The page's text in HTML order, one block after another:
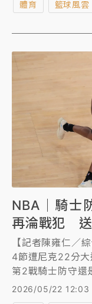
24分，成為雷霆
體育 籃球風雲
NBA｜騎士
再淪戰犯 送
【記者陳雍仁／
4節遭尼克22分大
第2戰騎士防守還
哈登（James
2026/05/22 12:03